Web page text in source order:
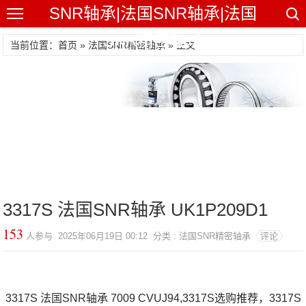
SNR轴承|法国SNR轴承|法国
SNR精密轴承
当前位置：首页 » 法国SNR精密轴承 » 正文
3317S 法国SNR轴承 UK1P209D1
153 人参与 2025年06月19日 00:12 分类 : 法国SNR精密轴承 评论
3317S 法国SNR轴承 7009 CVUJ94,3317S选购推荐，3317S